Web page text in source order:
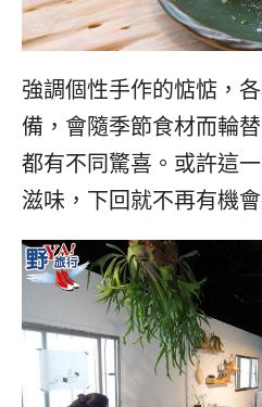
強調個性手作的惦惦，
備，會隨季節食材而輪
都有不同驚喜。或許這
滋味，下回就不再有機會